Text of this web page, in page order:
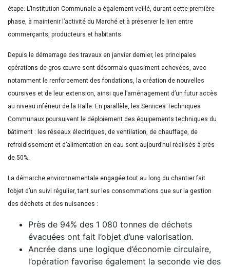
étape. L’Institution Communale a également veillé, durant cette première
phase, à maintenir l’activité du Marché et à préserver le lien entre
commerçants, producteurs et habitants.
Depuis le démarrage des travaux en janvier dernier, les principales
opérations de gros œuvre sont désormais quasiment achevées, avec
notamment le renforcement des fondations, la création de nouvelles
coursives et de leur extension, ainsi que l’aménagement d’un futur accès
au niveau inférieur de la Halle. En parallèle, les Services Techniques
Communaux poursuivent le déploiement des équipements techniques du
bâtiment : les réseaux électriques, de ventilation, de chauffage, de
refroidissement et d’alimentation en eau sont aujourd’hui réalisés à près
de 50%.
La démarche environnementale engagée tout au long du chantier fait
l’objet d’un suivi régulier, tant sur les consommations que sur la gestion
des déchets et des nuisances :
Près de 94% des 1 080 tonnes de déchets
évacuées ont fait l’objet d’une valorisation.
Ancrée dans une logique d’économie circulaire,
l’opération favorise également la seconde vie des